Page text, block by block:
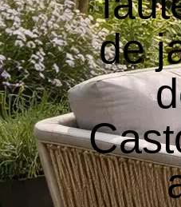
de